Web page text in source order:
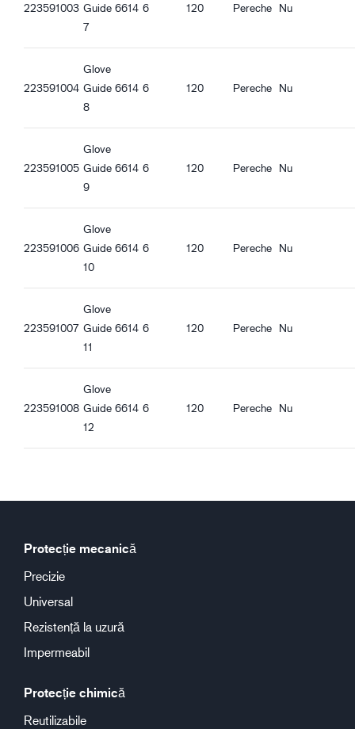
Bună aderență la ulei
223591003 Guide 6614
7
6 120 Pereche Nu
223591004
Glove
Guide 6614
8
6 120 Pereche Nu
223591005
Glove
Guide 6614
9
6 120 Pereche Nu
223591006
Glove
Guide 6614
10
6 120 Pereche Nu
223591007
Glove
Guide 6614
11
6 120 Pereche Nu
223591008
Glove
Guide 6614
12
6 120 Pereche Nu
Protecție mecanică
Precizie
Universal
Rezistență la uzură
Impermeabil
Protecție chimică
Reutilizabile